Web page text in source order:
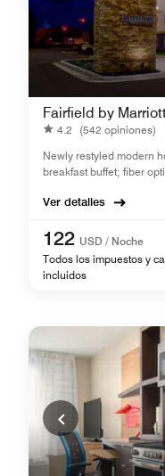
Fairfield by
4.2 (542 opiniones)
Newly restyled modern
breakfast buffet; fiber
Ver detalles
122 USD / Noche
Todos los impuestos y
incluidos